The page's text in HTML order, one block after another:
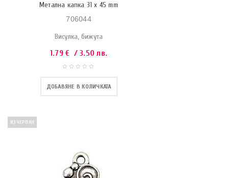
Метална капка 31 x 45 mm
706044
Висулка, бижута
1.79€ / 3.50 лв.
ДОБАВЯНЕ В КОЛИЧКАТА
ИЗЧЕРПАН